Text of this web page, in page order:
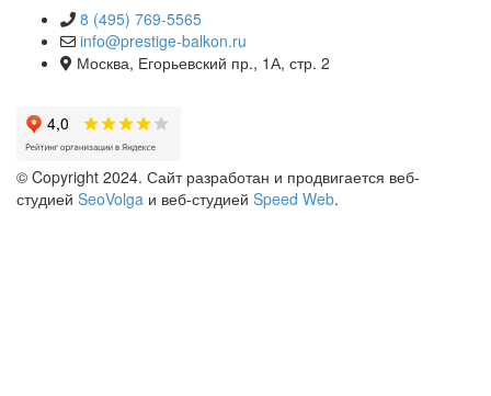
8 (495) 769-5565
info@prestige-balkon.ru
Москва, Егорьевский пр., 1А, стр. 2
© Copyright 2024. Сайт разработан и продвигается веб-
студией SeoVolga и веб-студией Speed Web.